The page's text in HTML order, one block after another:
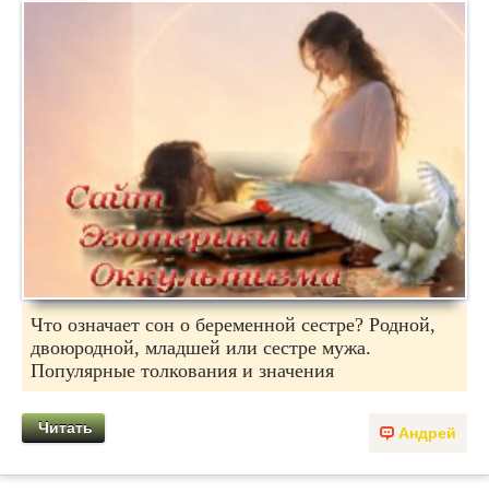
Что означает сон о беременной сестре? Родной,
двоюродной, младшей или сестре мужа.
Популярные толкования и значения
Андрей
Читать